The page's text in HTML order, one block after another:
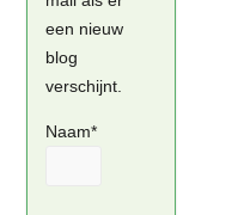
een nieuw
blog
verschijnt.
Naam*